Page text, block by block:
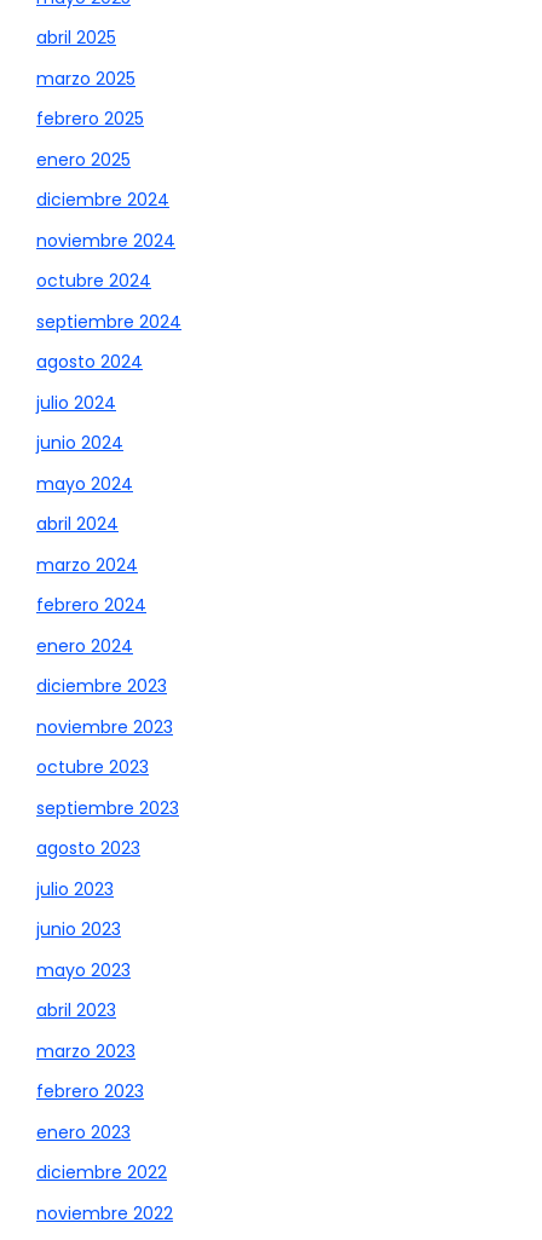
abril 2025
marzo 2025
febrero 2025
enero 2025
diciembre 2024
noviembre 2024
octubre 2024
septiembre 2024
agosto 2024
julio 2024
junio 2024
mayo 2024
abril 2024
marzo 2024
febrero 2024
enero 2024
diciembre 2023
noviembre 2023
octubre 2023
septiembre 2023
agosto 2023
julio 2023
junio 2023
mayo 2023
abril 2023
marzo 2023
febrero 2023
enero 2023
diciembre 2022
noviembre 2022